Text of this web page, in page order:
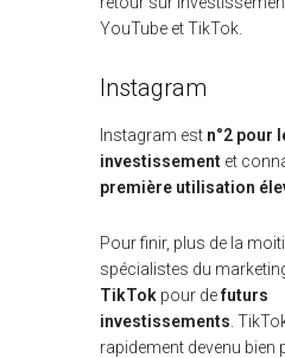
YouTube et TikTok.
Instagram
Instagram est n°2 pour
investissement et
première utilisation
Pour finir, plus de la
spécialistes du
TikTok pour defuturs
investissements .
rapidement devenu bien